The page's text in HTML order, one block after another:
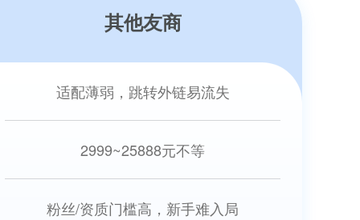
其他友商
适配薄弱，跳转外链易流失
2999~25888元不等
粉丝/资质门槛高，新手难入局